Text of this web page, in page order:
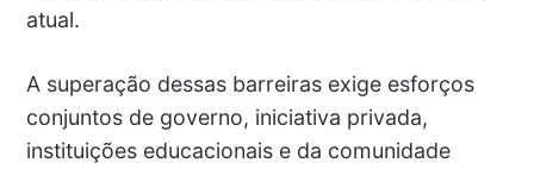
atual.
A superação dessas barreiras exige esforços
conjuntos de governo, iniciativa privada,
instituições educacionais e da comunidade